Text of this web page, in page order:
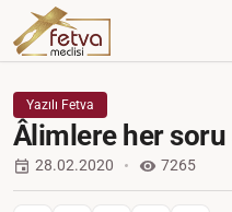
Yazılı Fetva
Âlimlere her
28.02.2020 7265